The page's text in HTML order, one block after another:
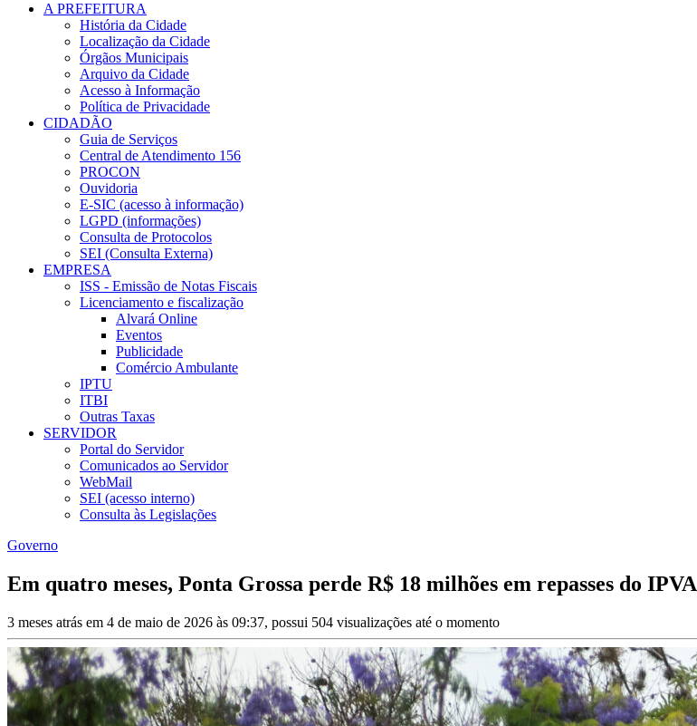
A PREFEITURA
História da Cidade
Localização da Cidade
Órgãos Municipais
Arquivo da Cidade
Acesso à Informação
Política de Privacidade
CIDADÃO
Guia de Serviços
Central de Atendimento 156
PROCON
Ouvidoria
E-SIC (acesso à informação)
LGPD (informações)
Consulta de Protocolos
SEI (Consulta Externa)
EMPRESA
ISS - Emissão de Notas Fiscais
Licenciamento e fiscalização
Alvará Online
Eventos
Publicidade
Comércio Ambulante
IPTU
ITBI
Outras Taxas
SERVIDOR
Portal do Servidor
Comunicados ao Servidor
WebMail
SEI (acesso interno)
Consulta às Legislações
Governo
Em quatro meses, Ponta Grossa perde R$ 18 milhões em repasses do IPVA
3 meses atrás em 4 de maio de 2026 às 09:37, possui 504 visualizações até o momento